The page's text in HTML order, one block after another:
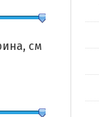
см